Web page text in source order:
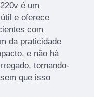
é um
e oferece
com
da praticidade
e não há
tornando-
que isso